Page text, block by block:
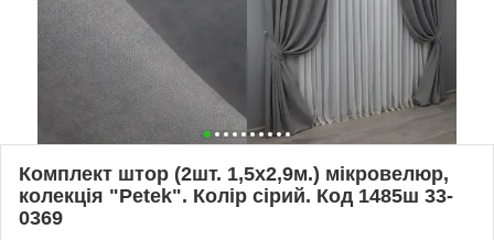
Комплект штор (2шт. 1,5х2,9м.) мікровелюр,
колекція "Petek". Колір сірий. Код 1485ш 33-
0369